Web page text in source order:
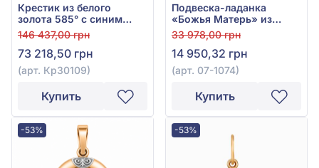
Крестик из белого
золота 585° с синим
сапфиром 2,76ct и
бриллиантом 0,25ct, арт.
Кр30109
146 437,00 грн
73 218,50 грн
(арт. Кр30109)
Купить
Подвеска-ладанка
«Божья Матерь» из
красно-белого золота
585° с куб.окс.циркония,
арт. 07-1074
33 978,00 грн
14 950,32 грн
(арт. 07-1074)
Купить
-53% -53%